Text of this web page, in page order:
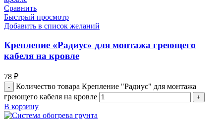
Сравнить
Быстрый просмотр
Добавить в список желаний
Крепление «Радиус» для монтажа греющего
кабеля на кровле
78 ₽
Количество товара Крепление "Радиус" для монтажа
греющего кабеля на кровле
В корзину